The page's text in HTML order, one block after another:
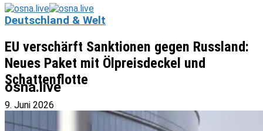
osna.live
Deutschland & Welt
EU verschärft Sanktionen gegen Russland:
Neues Paket mit Ölpreisdeckel und
Schattenflotte
9. Juni 2026